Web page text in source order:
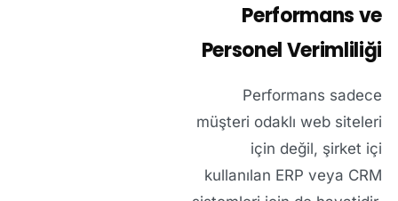
Performans ve
Personel Verimliliği
Performans sadece
müşteri odaklı web siteleri
için değil, şirket içi
kullanılan ERP veya CRM